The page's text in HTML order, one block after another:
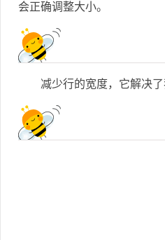
会正确调整大小。
减少行的宽度，它解决